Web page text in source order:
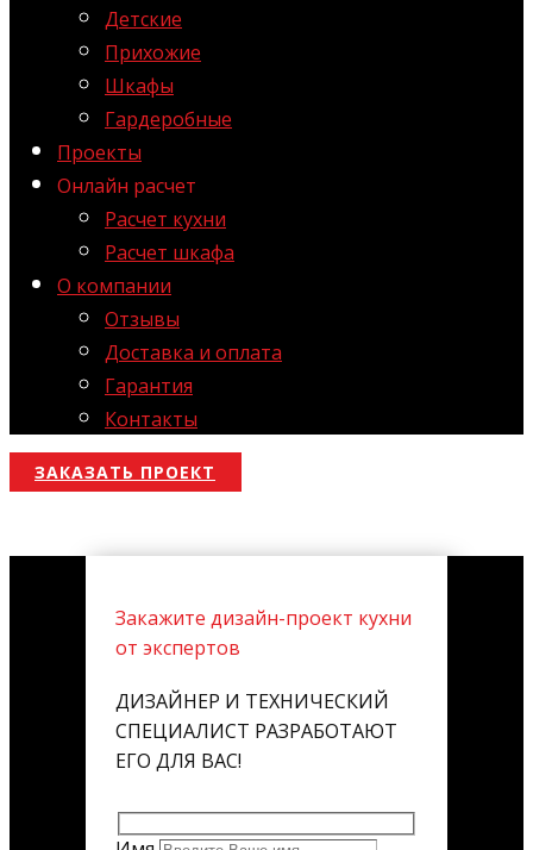
Детские
Прихожие
Шкафы
Гардеробные
Проекты
Онлайн расчет
Расчет кухни
Расчет шкафа
О компании
Отзывы
Доставка и оплата
Гарантия
Контакты
ЗАКАЗАТЬ ПРОЕКТ
Закажите дизайн-проект кухни
от экспертов
ДИЗАЙНЕР И ТЕХНИЧЕСКИЙ
СПЕЦИАЛИСТ РАЗРАБОТАЮТ
ЕГО ДЛЯ ВАС!